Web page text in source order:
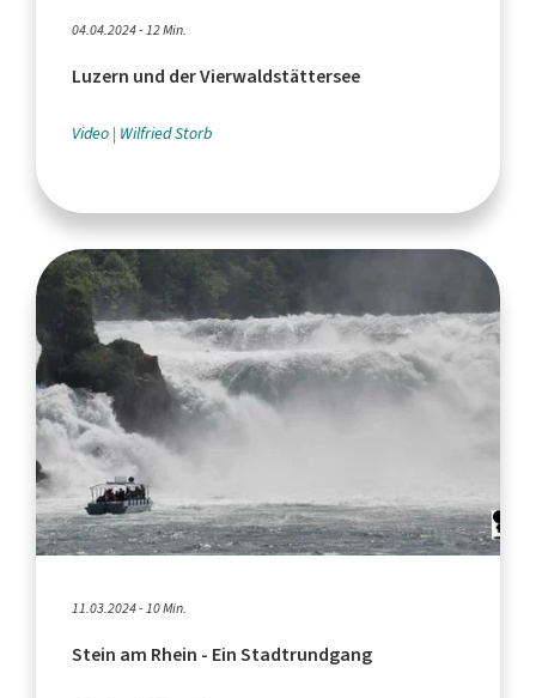
04.04.2024 - 12 Min.
Luzern und der Vierwaldstättersee
Video Wilfried Storb
11.03.2024 - 10 Min.
Stein am Rhein - Ein Stadtrundgang